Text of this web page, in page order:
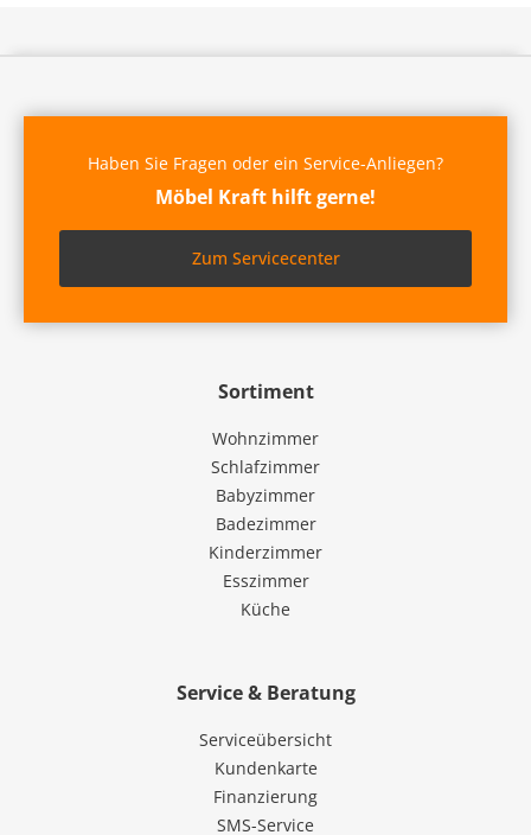
Sortiment
Wohnzimmer
Schlafzimmer
Babyzimmer
Badezimmer
Kinderzimmer
Esszimmer
Küche
Service & Beratung
Serviceübersicht
Kundenkarte
Finanzierung
SMS-Service
Haben Sie Fragen oder ein Service-Anliegen?
Möbel Kraft hilft gerne!
Zum Servicecenter